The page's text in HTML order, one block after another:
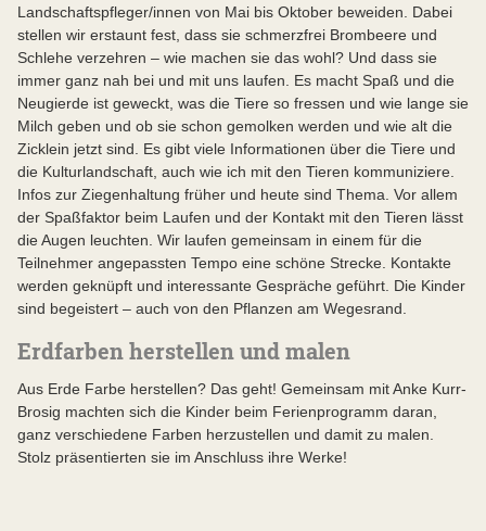
Landschaftspfleger/innen von Mai bis Oktober beweiden. Dabei
stellen wir erstaunt fest, dass sie schmerzfrei Brombeere und
Schlehe verzehren – wie machen sie das wohl? Und dass sie
immer ganz nah bei und mit uns laufen. Es macht Spaß und die
Neugierde ist geweckt, was die Tiere so fressen und wie lange sie
Milch geben und ob sie schon gemolken werden und wie alt die
Zicklein jetzt sind. Es gibt viele Informationen über die Tiere und
die Kulturlandschaft, auch wie ich mit den Tieren kommuniziere.
Infos zur Ziegenhaltung früher und heute sind Thema. Vor allem
der Spaßfaktor beim Laufen und der Kontakt mit den Tieren lässt
die Augen leuchten. Wir laufen gemeinsam in einem für die
Teilnehmer angepassten Tempo eine schöne Strecke. Kontakte
werden geknüpft und interessante Gespräche geführt. Die Kinder
sind begeistert – auch von den Pflanzen am Wegesrand.
Erdfarben herstellen und malen
Aus Erde Farbe herstellen? Das geht! Gemeinsam mit Anke Kurr-
Brosig machten sich die Kinder beim Ferienprogramm daran,
ganz verschiedene Farben herzustellen und damit zu malen.
Stolz präsentierten sie im Anschluss ihre Werke!